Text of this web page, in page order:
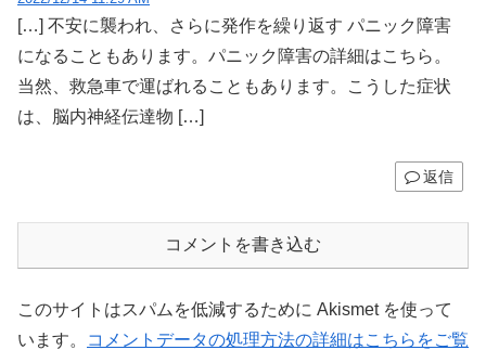
[…] 不安に襲われ、さらに発作を繰り返す パニック障害
になることもあります。パニック障害の詳細はこちら。
当然、救急車で運ばれることもあります。こうした症状
は、脳内神経伝達物 […]
返信
コメントを書き込む
このサイトはスパムを低減するために Akismet を使って
います。
コメントデータの処理方法の詳細はこちらをご覧